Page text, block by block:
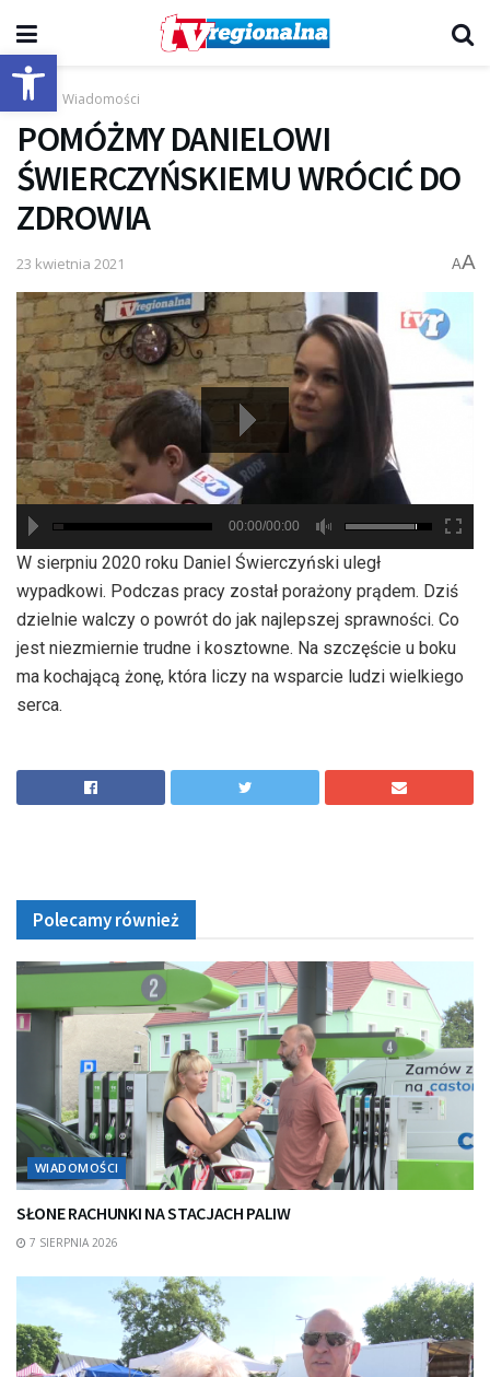
Otwórz pasek narzędzi
Start Wiadomości
POMÓŻMY DANIELOWI
ŚWIERCZYŃSKIEMU WRÓCIĆ DO
ZDROWIA
23 kwietnia 2021 AA
hd2880
hd2160
hd2160
hd1440
highres
hd1080
hd720
large
medium
small
tiny
00:00/00:00
W sierpniu 2020 roku Daniel Świerczyński uległ
wypadkowi. Podczas pracy został porażony prądem. Dziś
dzielnie walczy o powrót do jak najlepszej sprawności. Co
jest niezmiernie trudne i kosztowne. Na szczęście u boku
ma kochającą żonę, która liczy na wsparcie ludzi wielkiego
serca.
Polecamy również
WIADOMOŚCI
SŁONE RACHUNKI NA STACJACH PALIW
7 SIERPNIA 2026